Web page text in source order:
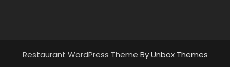
Restaurant WordPress Theme By Unbox Themes